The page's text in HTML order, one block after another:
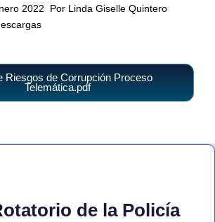
2022
Por Linda Giselle Quintero
Riesgos de Corrupción Proceso
Telemática.pdf
de la Policía